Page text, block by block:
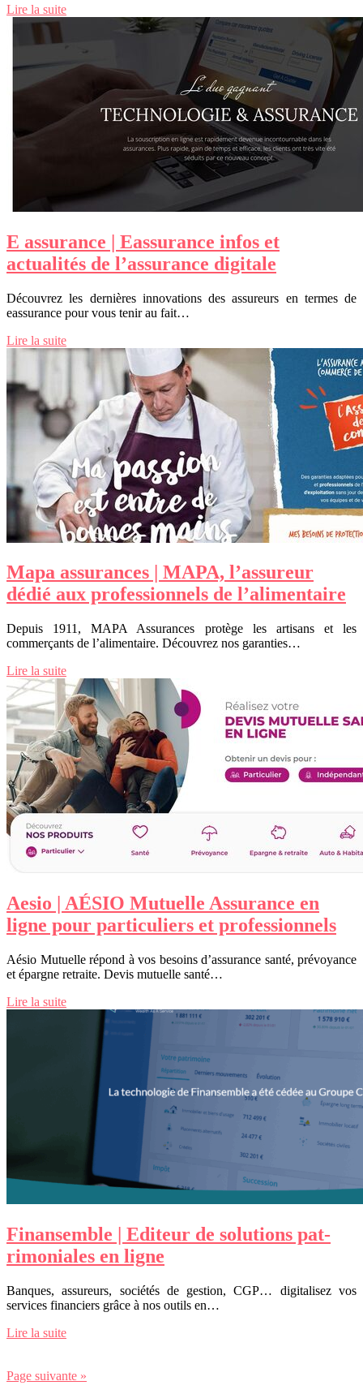
Lire la suite
E assurance | Eassurance infos et
actualités de l’assurance digitale
Découvrez les dernières innovations des assureurs en termes de
eassurance pour vous tenir au fait…
Lire la suite
Mapa assurances | MAPA, l’assureur
dédié aux profes­sion­nels de l’alimentaire
Depuis 1911, MAPA Assurances protège les artisans et les
commerçants de l’alimentaire. Découvrez nos garanties…
Lire la suite
Aesio | AÉSIO Mutuelle Assurance en
ligne pour par­ticu­liers et profes­sion­nels
Aésio Mutuelle répond à vos besoins d’assurance santé, prévoyance
et épargne retraite. Devis mutuelle santé…
Lire la suite
Finansemble | Editeur de solutions pat­
rimonia­les en ligne
Banques, assureurs, sociétés de gestion, CGP… digitalisez vos
services financiers grâce à nos outils en…
Lire la suite
Page suivante »